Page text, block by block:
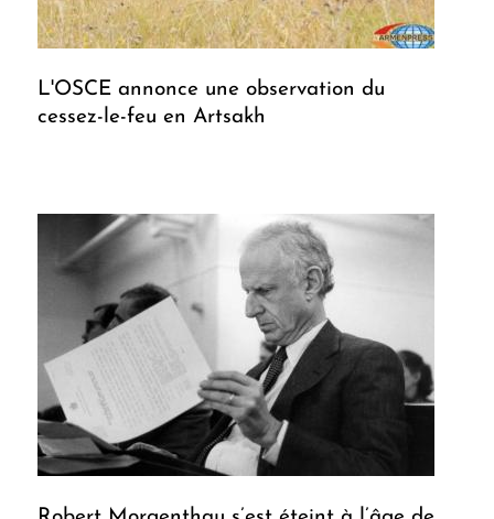
L'OSCE annonce une observation du
cessez-le-feu en Artsakh